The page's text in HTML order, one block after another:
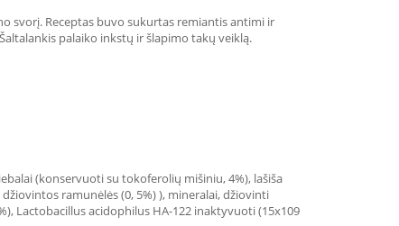
svorį. Receptas buvo sukurtas remiantis antimi ir
palaiko inkstų ir šlapimo takų veiklą.
(konservuoti su tokoferolių mišiniu, 4%), lašiša
ramunėlės (0, 5%) ), mineralai, džiovinti
Lactobacillus acidophilus HA-122 inaktyvuoti (15x109